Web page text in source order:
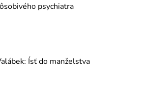
psychiatra
Ísť do manželstva